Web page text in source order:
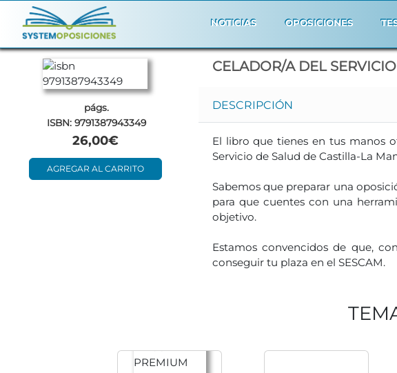
NOTICIAS OPOSICIONES
págs.
ISBN: 9791387943349
26,00€
AGREGAR AL CARRITO
CELADOR/A DEL
DESCRIPCIÓN
El libro que tienes en tus manos
Servicio de Salud de Castilla-La
Sabemos que preparar una
para que cuentes con una
objetivo.
Estamos convencidos de que,
conseguir tu plaza en el SESCAM.